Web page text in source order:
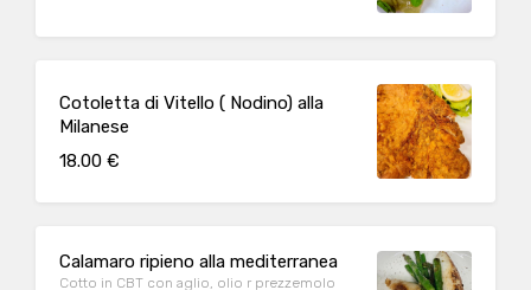
Cotoletta di Vitello ( Nodino) alla
Milanese
18.00 €
Calamaro ripieno alla mediterranea
Cotto in CBT con aglio, olio r prezzemolo